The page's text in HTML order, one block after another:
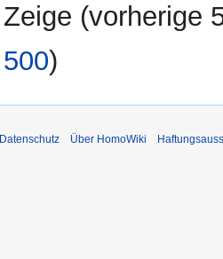
Zeige (vorherige
500)
Datenschutz Über HomoWiki